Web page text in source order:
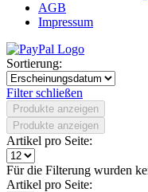
AGB
Impressum
Sortierung:
Filter schließen
Produkte anzeigen
Produkte anzeigen
Artikel pro Seite:
Für die Filterung wurden
Artikel pro Seite: